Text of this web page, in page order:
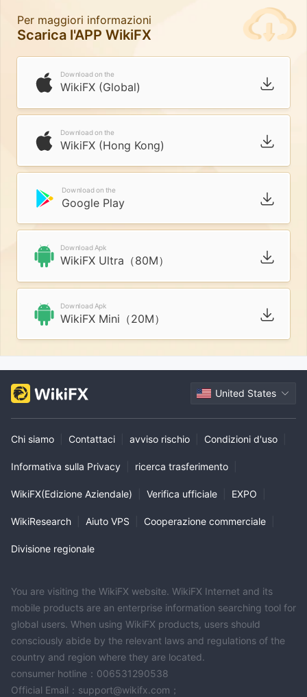
Per maggiori informazioni
Scarica l'APP WikiFX
Download on the
WikiFX (Global)
Download on the
WikiFX (Hong Kong)
Download on the
Google Play
Download Apk
WikiFX Ultra（80M）
Download Apk
WikiFX Mini（20M）
United States
Chi siamo Contattaci avviso rischio Condizioni d'uso
Informativa sulla Privacy ricerca trasferimento
WikiFX(Edizione Aziendale) Verifica ufficiale EXPO
WikiResearch Aiuto VPS Cooperazione commerciale
Divisione regionale
You are visiting the WikiFX website. WikiFX Internet and its
mobile products are an enterprise information searching tool for
global users. When using WikiFX products, users should
consciously abide by the relevant laws and regulations of the
country and region where they are located.
consumer hotline：006531290538
Official Email：support@wikifx.com；